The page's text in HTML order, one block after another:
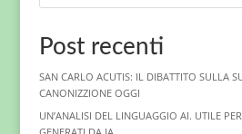
Post recenti
SAN CARLO ACUTIS: IL DIBATTITO SULLA
CANONIZZIONE OGGI
UN’ANALISI DEL LINGUAGGIO AI. UTILE